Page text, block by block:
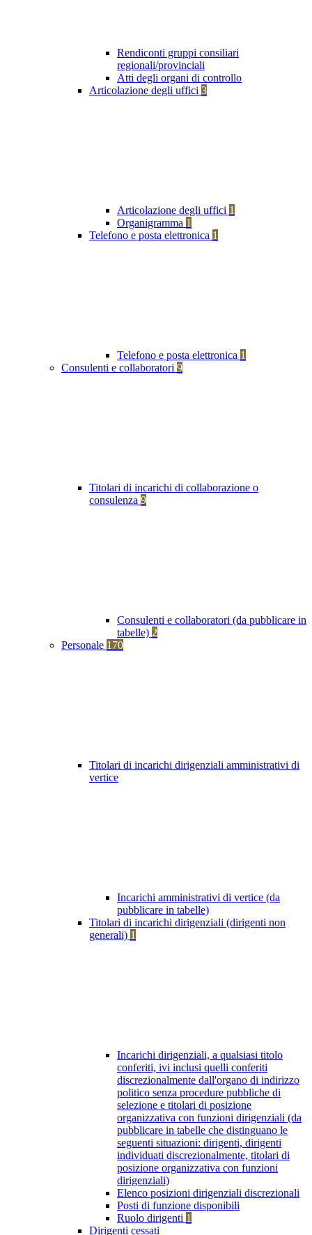
Rendiconti gruppi consiliari
regionali/provinciali
Atti degli organi di controllo
Articolazione degli uffici 3
Articolazione degli uffici 1
Organigramma 1
Telefono e posta elettronica 1
Telefono e posta elettronica 1
Consulenti e collaboratori 9
Titolari di incarichi di collaborazione o
consulenza 9
Consulenti e collaboratori (da pubblicare in
tabelle) 2
Personale 170
Titolari di incarichi dirigenziali amministrativi di
vertice
Incarichi amministrativi di vertice (da
pubblicare in tabelle)
Titolari di incarichi dirigenziali (dirigenti non
generali) 1
Incarichi dirigenziali, a qualsiasi titolo
conferiti, ivi inclusi quelli conferiti
discrezionalmente dall'organo di indirizzo
politico senza procedure pubbliche di
selezione e titolari di posizione
organizzativa con funzioni dirigenziali (da
pubblicare in tabelle che distinguano le
seguenti situazioni: dirigenti, dirigenti
individuati discrezionalmente, titolari di
posizione organizzativa con funzioni
dirigenziali)
Elenco posizioni dirigenziali discrezionali
Posti di funzione disponibili
Ruolo dirigenti 1
Dirigenti cessati